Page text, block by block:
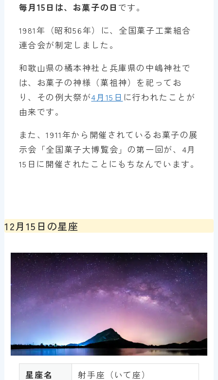
毎月15日は、お菓子の日 です。
1981年（昭和56年）に、全国菓子工業組合
連合会が制定しました。
和歌山県の橘本神社と兵庫県の中嶋神社で
は、お菓子の神様（菓祖神）を祀ってお
り、その例大祭が4月15日 に行われたことが
由来です。
また、1911年から開催されているお菓子の展
示会「全国菓子大博覧会」の第一回が、4月
15日に開催されたことにもちなんでいます。
12月15日の星座
星座名 射手座（いて座）